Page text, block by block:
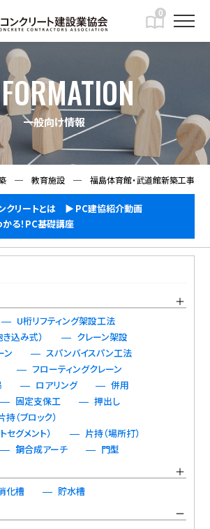
0
一般向け情報
─ 教育施設 ─ 福島体育館・武道館新築工事
クリートとは
PC建協紹介動画
かる！PC基礎講座
U桁リフティング架設工法
込み式）
クレーン架設
ン
スパンバイスパン工法
フローティングクレーン
ロアリング
併用
固定支保工
押出し
持（ブロック）
セグメント）
片持（場所打）
鋼合成アーチ
門型
化槽
貯水槽